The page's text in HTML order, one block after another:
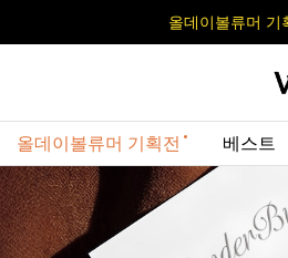
올데이볼류머 기
올데이볼류머 기
올데이볼류머 기획전 베스트